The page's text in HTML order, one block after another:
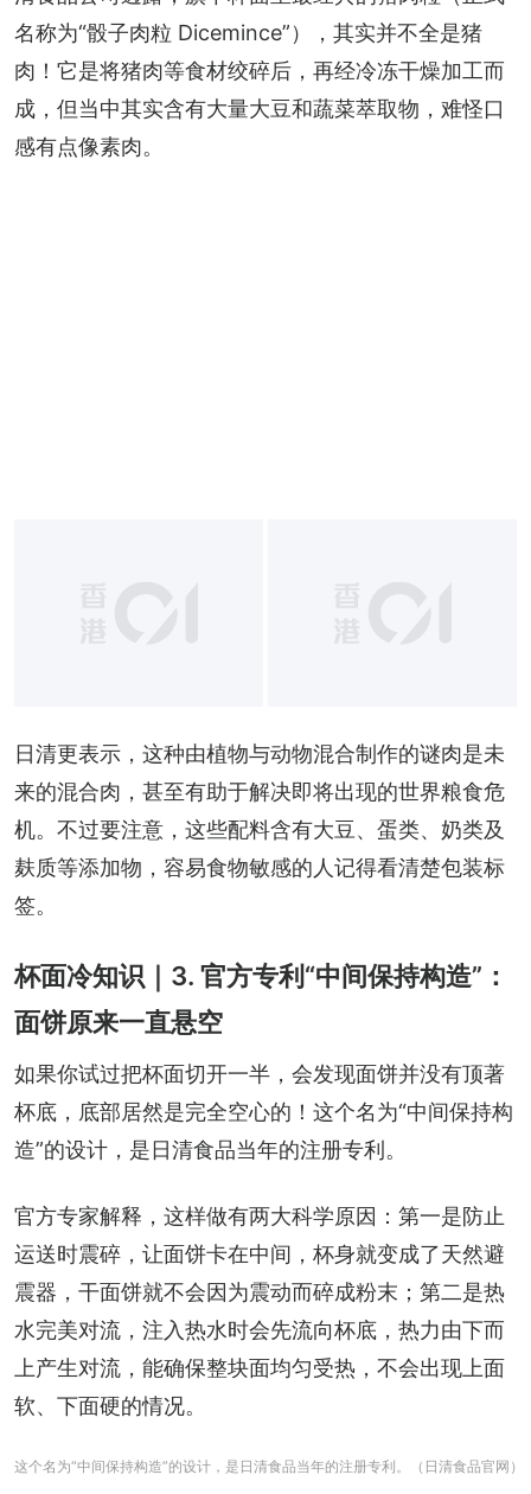
名称为“骰子肉粒 Dicemince”），其实并不全是猪
肉！它是将猪肉等食材绞碎后，再经冷冻干燥加工而
成，但当中其实含有大量大豆和蔬菜萃取物，难怪口
感有点像素肉。
日清更表示，这种由植物与动物混合制作的谜肉是未
来的混合肉，甚至有助于解决即将出现的世界粮食危
机。不过要注意，这些配料含有大豆、蛋类、奶类及
麸质等添加物，容易食物敏感的人记得看清楚包装标
签。
杯面冷知识｜3. 官方专利“中间保持构造”：
面饼原来一直悬空
如果你试过把杯面切开一半，会发现面饼并没有顶著
杯底，底部居然是完全空心的！这个名为“中间保持构
造”的设计，是日清食品当年的注册专利。
官方专家解释，这样做有两大科学原因：第一是防止
运送时震碎，让面饼卡在中间，杯身就变成了天然避
震器，干面饼就不会因为震动而碎成粉末；第二是热
水完美对流，注入热水时会先流向杯底，热力由下而
上产生对流，能确保整块面均匀受热，不会出现上面
软、下面硬的情况。
这个名为“中间保持构造”的设计，是日清食品当年的注册专利。（日清食品官网）